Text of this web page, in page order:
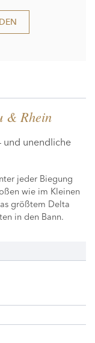
& Rhein
und unendliche
jeder Biegung
wie im Kleinen
größtem Delta
in den Bann.